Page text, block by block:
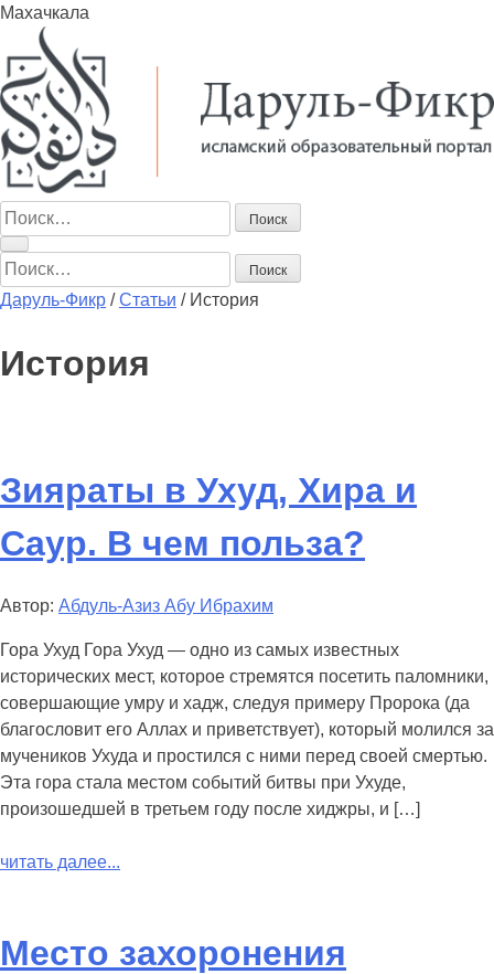
Махачкала
Найти:
Найти:
Даруль-Фикр /Статьи / История
История
Зияраты в Ухуд, Хира и
Саур. В чем польза?
Автор: Абдуль-Азиз Абу Ибрахим
Гора Ухуд Гора Ухуд — одно из самых известных
исторических мест, которое стремятся посетить паломники,
совершающие умру и хадж, следуя примеру Пророка (да
благословит его Аллах и приветствует), который молился за
мучеников Ухуда и простился с ними перед своей смертью.
Эта гора стала местом событий битвы при Ухуде,
произошедшей в третьем году после хиджры, и […]
читать далее...
Место захоронения